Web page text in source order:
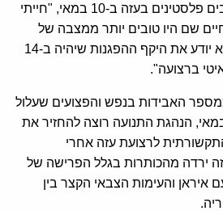
סינוואר בפגישה עם כתבים פלסטינים בעזה ב-10 במאי, "חייתי
שם היו טובים יותר ממצבה של
הרצועה כעת. אף אחד לא יודע את היקף ההפגנות שיהיה ב-14
ברצועה".
האבידות בנפש והפצועים שעלול
בימי ה-14 וה-15 במאי, הנהגת התנועה רוצה להחזיר את
לרצועת עזה אחרי
ירדה מהכותרות בגלל הפרישה של
והעימות הצבאי הקצר בין